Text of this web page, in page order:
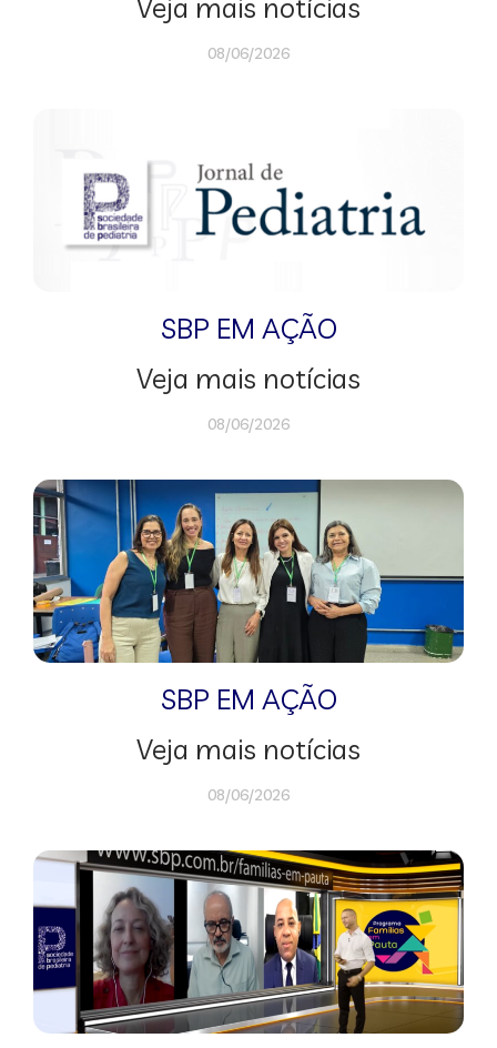
Veja mais notícias
08/06/2026
SBP EM AÇÃO
Veja mais notícias
08/06/2026
SBP EM AÇÃO
Veja mais notícias
08/06/2026